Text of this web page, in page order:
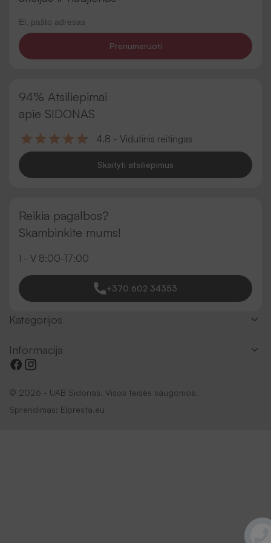
Prenumeruoti
94% Atsiliepimai
apie SIDONAS
4.8 - Vidutinis reitingas
Skaityti atsiliepimus
Reikia pagalbos?
Skambinkite mums!
I - V 8:00-17:00
+370 602 34353
Kategorijos
Informacija
© 2026 - UAB Sidonas. Visos teisės saugomos.
Sprendimas: Elpresta.eu